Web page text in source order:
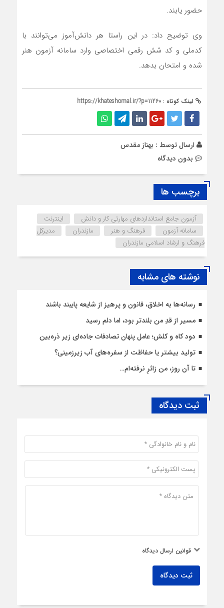
حضور یابند.
وی توضیح داد: در این راستا هر دانش‌آموز می‌توانند با
کدملی و کد شش رقمی اختصاصی وارد سامانه آزمون هنر
شده و امتحان بدهد.
لینک کوتاه : https://khateshomal.ir/?p=11260
ارسال توسط : بهناز مقدس
بدون دیدگاه
برچسب ها
آزمون جامع استانداردهای مهارتی کار‌ و دانش
اینترنت
سامانه آزمون
فرهنگ و هنر مازندران
مدیرکل
فرهنگ و ارشاد اسلامی مازندران
نوشته های مشابه
رسانه‌ها به اخلاق، قانون و پرهیز از شایعه پایبند باشند
مسیر از قدِ من بلندتر بود، اما دلم رسید
دود کاه و کلش؛ عامل پنهان تصادفات جاده‌ای زیر ذره‌بین
تولید بیشتر یا حفاظت از سفره‌های آب زیرزمینی؟
تا آن روز، من زائرِ نرفته‌ام…
ثبت دیدگاه
قوانین ارسال دیدگاه
ثبت دیدگاه